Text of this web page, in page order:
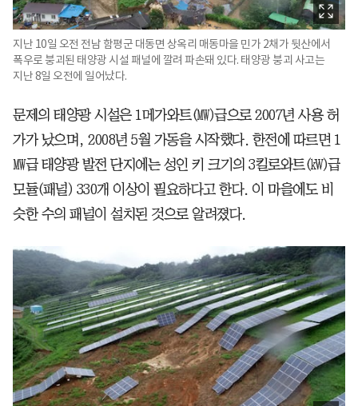
지난 10일 오전 전남 함평군 대동면 상옥리 매동마을 민가 2채가 뒷산에서
폭우로 붕괴된 태양광 시설 패널에 깔려 파손돼 있다. 태양광 붕괴 사고는
지난 8일 오전에 일어났다.
문제의 태양광 시설은 1메가와트(㎿)급으로 2007년 사용 허
가가 났으며, 2008년 5월 가동을 시작했다. 한전에 따르면 1
㎿급 태양광 발전 단지에는 성인 키 크기의 3킬로와트(㎾)급
모듈(패널) 330개 이상이 필요하다고 한다. 이 마을에도 비
슷한 수의 패널이 설치된 것으로 알려졌다.